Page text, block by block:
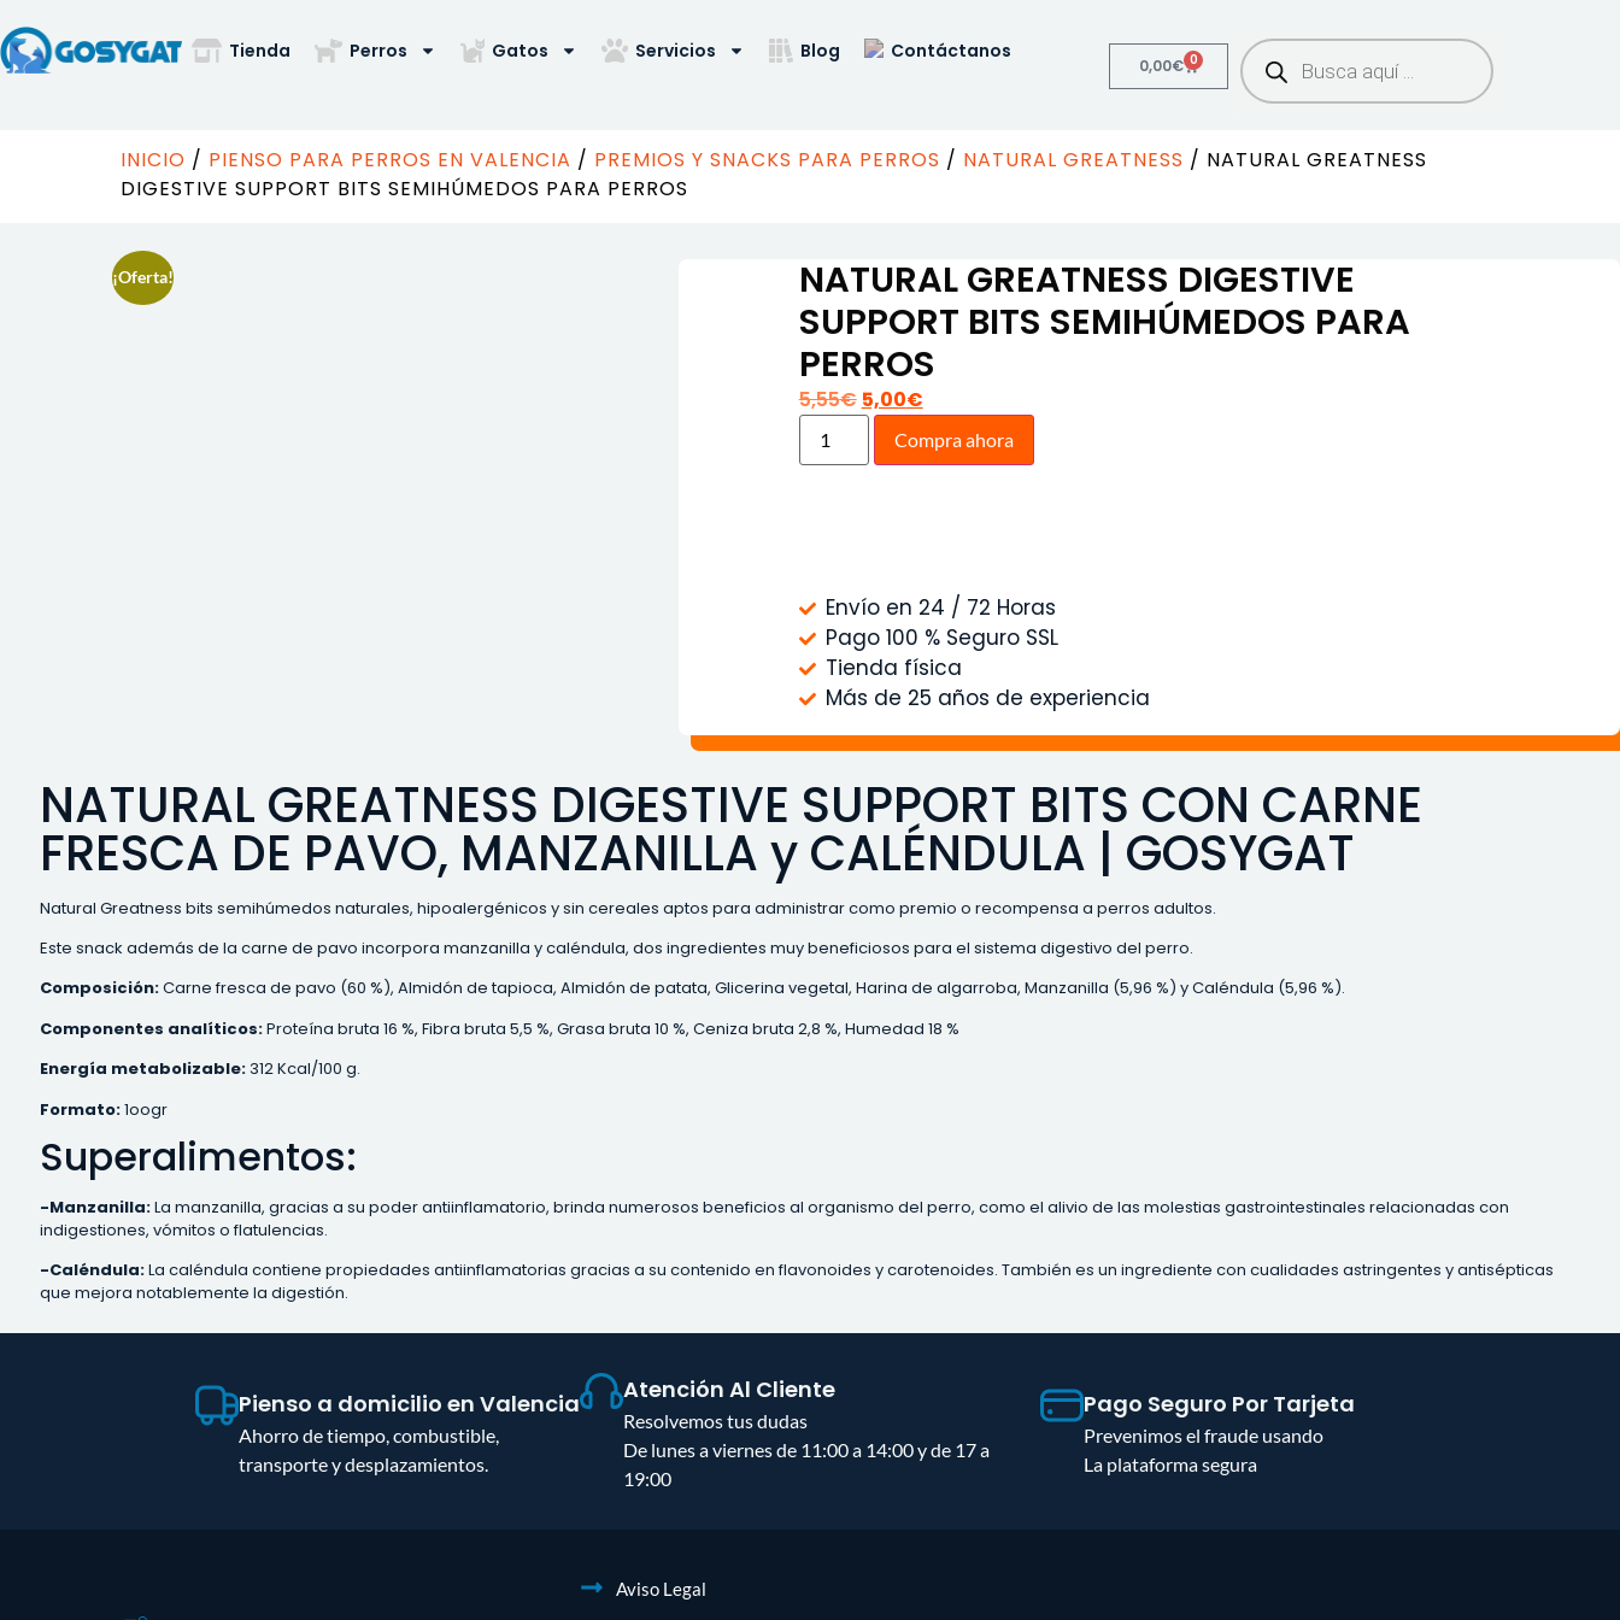
Tienda Perros Gatos Servicios Blog Contáctanos
0,00€ 0
INICIO / PIENSO PARA PERROS EN VALENCIA / PREMIOS Y SNACKS PARA PERROS / NATURAL GREATNESS / NATURAL GREATNESS
DIGESTIVE SUPPORT BITS SEMIHÚMEDOS PARA PERROS
¡Oferta!
NATURAL GREATNESS DIGESTIVE
SUPPORT BITS SEMIHÚMEDOS PARA
PERROS
5,55€ 5,00€
Compra ahora
Envío en 24 / 72 Horas
Pago 100 % Seguro SSL
Tienda física
Más de 25 años de experiencia
NATURAL GREATNESS DIGESTIVE SUPPORT BITS CON CARNE
FRESCA DE PAVO, MANZANILLA y CALÉNDULA | GOSYGAT
Natural Greatness bits semihúmedos naturales, hipoalergénicos y sin cereales aptos para administrar como premio o recompensa a perros adultos.
Este snack además de la carne de pavo incorpora manzanilla y caléndula, dos ingredientes muy beneficiosos para el sistema digestivo del perro.
Composición:Carne fresca de pavo (60 %), Almidón de tapioca, Almidón de patata, Glicerina vegetal, Harina de algarroba, Manzanilla (5,96 %) y Caléndula (5,96 %).
Componentes analíticos:Proteína bruta 16 %, Fibra bruta 5,5 %, Grasa bruta 10 %, Ceniza bruta 2,8 %, Humedad 18 %
Energía metabolizable:312 Kcal/100 g.
Formato:1oogr
Superalimentos:
-Manzanilla:La manzanilla, gracias a su poder antiinflamatorio, brinda numerosos beneficios al organismo del perro, como el alivio de las molestias gastrointestinales relacionadas con
indigestiones, vómitos o flatulencias.
-Caléndula:La caléndula contiene propiedades antiinflamatorias gracias a su contenido en flavonoides y carotenoides. También es un ingrediente con cualidades astringentes y antisépticas
que mejora notablemente la digestión.
Pienso a domicilio en Valencia
Ahorro de tiempo, combustible,
transporte y desplazamientos.
Atención Al Cliente
Resolvemos tus dudas
De lunes a viernes de 11:00 a 14:00 y de 17 a
19:00
Pago Seguro Por Tarjeta
Prevenimos el fraude usando
La plataforma segura
Aviso Legal